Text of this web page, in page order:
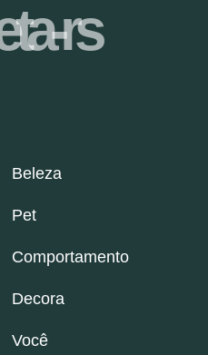
Beleza
Pet
Comportamento
Decora
Você
rs